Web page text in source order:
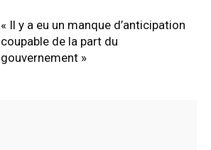
« Il y a eu un manque d’anticipation
coupable de la part du
gouvernement »